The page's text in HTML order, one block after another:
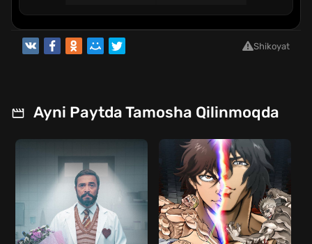
5 6
7 8
9 10
Shikoyat
Ayni Paytda Tamosha Qilinmoqda